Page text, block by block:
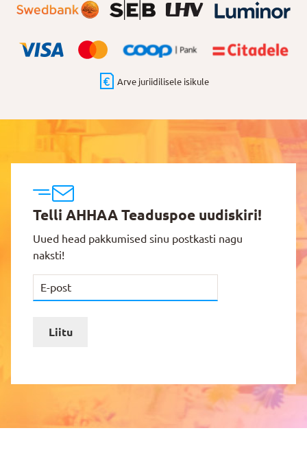
Arve juriidilisele isikule
Telli AHHAA Teaduspoe uudiskiri!
Uued head pakkumised sinu postkasti nagu
naksti!
Liitu